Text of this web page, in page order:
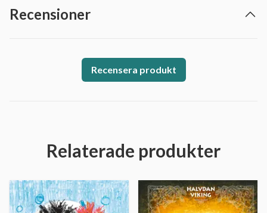
Recensioner
Recensera produkt
Relaterade produkter